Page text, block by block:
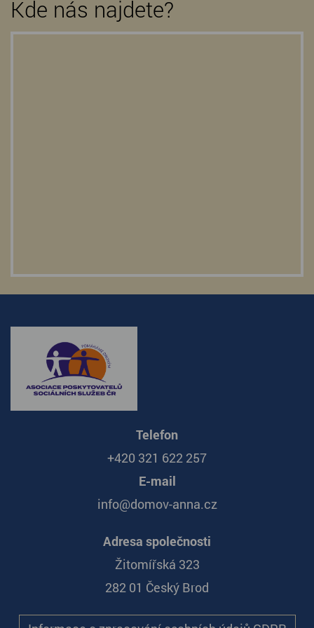
Kde nás najdete?
Telefon
+420 321 622 257
E-mail
info@domov-anna.cz
Adresa společnosti
Žitomířská 323
282 01 Český Brod